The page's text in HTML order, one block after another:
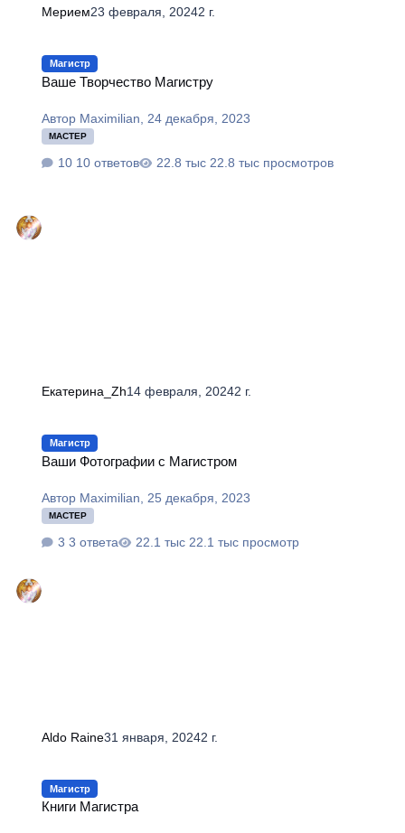
Мерием23 февраля, 20242 г.
Магистр
Ваше Творчество Магистру
Автор Maximilian 24 декабря, 2023
МАСТЕР
10 ответов 22.8 тыс просмотров
Екатерина_Zh14 февраля, 20242 г.
Магистр
Ваши Фотографии с Магистром
Автор Maximilian 25 декабря, 2023
МАСТЕР
3 ответа 22.1 тыс просмотр
Aldo Raine31 января, 20242 г.
Магистр
Книги Магистра